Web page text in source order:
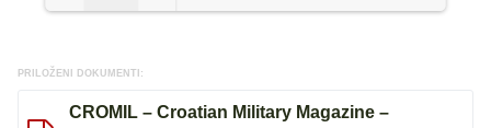
PRILOŽENI DOKUMENTI:
CROMIL – Croatian Military Magazine –